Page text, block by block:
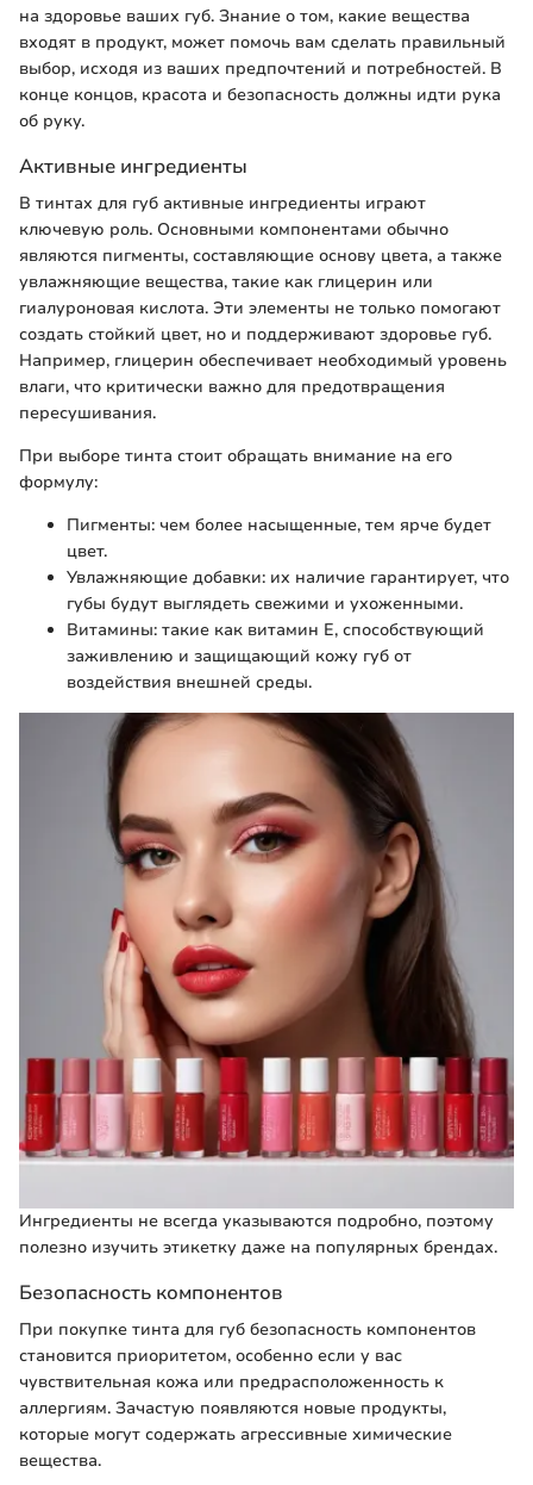
на здоровье ваших губ. Знание о том, какие вещества
входят в продукт, может помочь вам сделать правильный
выбор, исходя из ваших предпочтений и потребностей. В
конце концов, красота и безопасность должны идти рука
об руку.
Активные ингредиенты
В тинтах для губ активные ингредиенты играют
ключевую роль. Основными компонентами обычно
являются пигменты, составляющие основу цвета, а также
увлажняющие вещества, такие как глицерин или
гиалуроновая кислота. Эти элементы не только помогают
создать стойкий цвет, но и поддерживают здоровье губ.
Например, глицерин обеспечивает необходимый уровень
влаги, что критически важно для предотвращения
пересушивания.
При выборе тинта стоит обращать внимание на его
формулу:
Пигменты: чем более насыщенные, тем ярче будет
цвет.
Увлажняющие добавки: их наличие гарантирует, что
губы будут выглядеть свежими и ухоженными.
Витамины: такие как витамин E, способствующий
заживлению и защищающий кожу губ от
воздействия внешней среды.
Ингредиенты не всегда указываются подробно, поэтому
полезно изучить этикетку даже на популярных брендах.
Безопасность компонентов
При покупке тинта для губ безопасность компонентов
становится приоритетом, особенно если у вас
чувствительная кожа или предрасположенность к
аллергиям. Зачастую появляются новые продукты,
которые могут содержать агрессивные химические
вещества.